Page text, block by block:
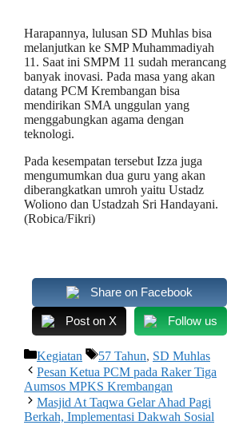
Harapannya, lulusan SD Muhlas bisa
melanjutkan ke SMP Muhammadiyah
11. Saat ini SMPM 11 sudah merancang
banyak inovasi. Pada masa yang akan
datang PCM Krembangan bisa
mendirikan SMA unggulan yang
menggabungkan agama dengan
teknologi.
Pada kesempatan tersebut Izza juga
mengumumkan dua guru yang akan
diberangkatkan umroh yaitu Ustadz
Woliono dan Ustadzah Sri Handayani.
(Robica/Fikri)
Share on Facebook
Post on X Follow us
Kategori
Kegiatan Tag
57 Tahun, SD Muhlas
Pesan Ketua PCM pada Raker Tiga
Aumsos MPKS Krembangan
Masjid At Taqwa Gelar Ahad Pagi
Berkah, Implementasi Dakwah Sosial